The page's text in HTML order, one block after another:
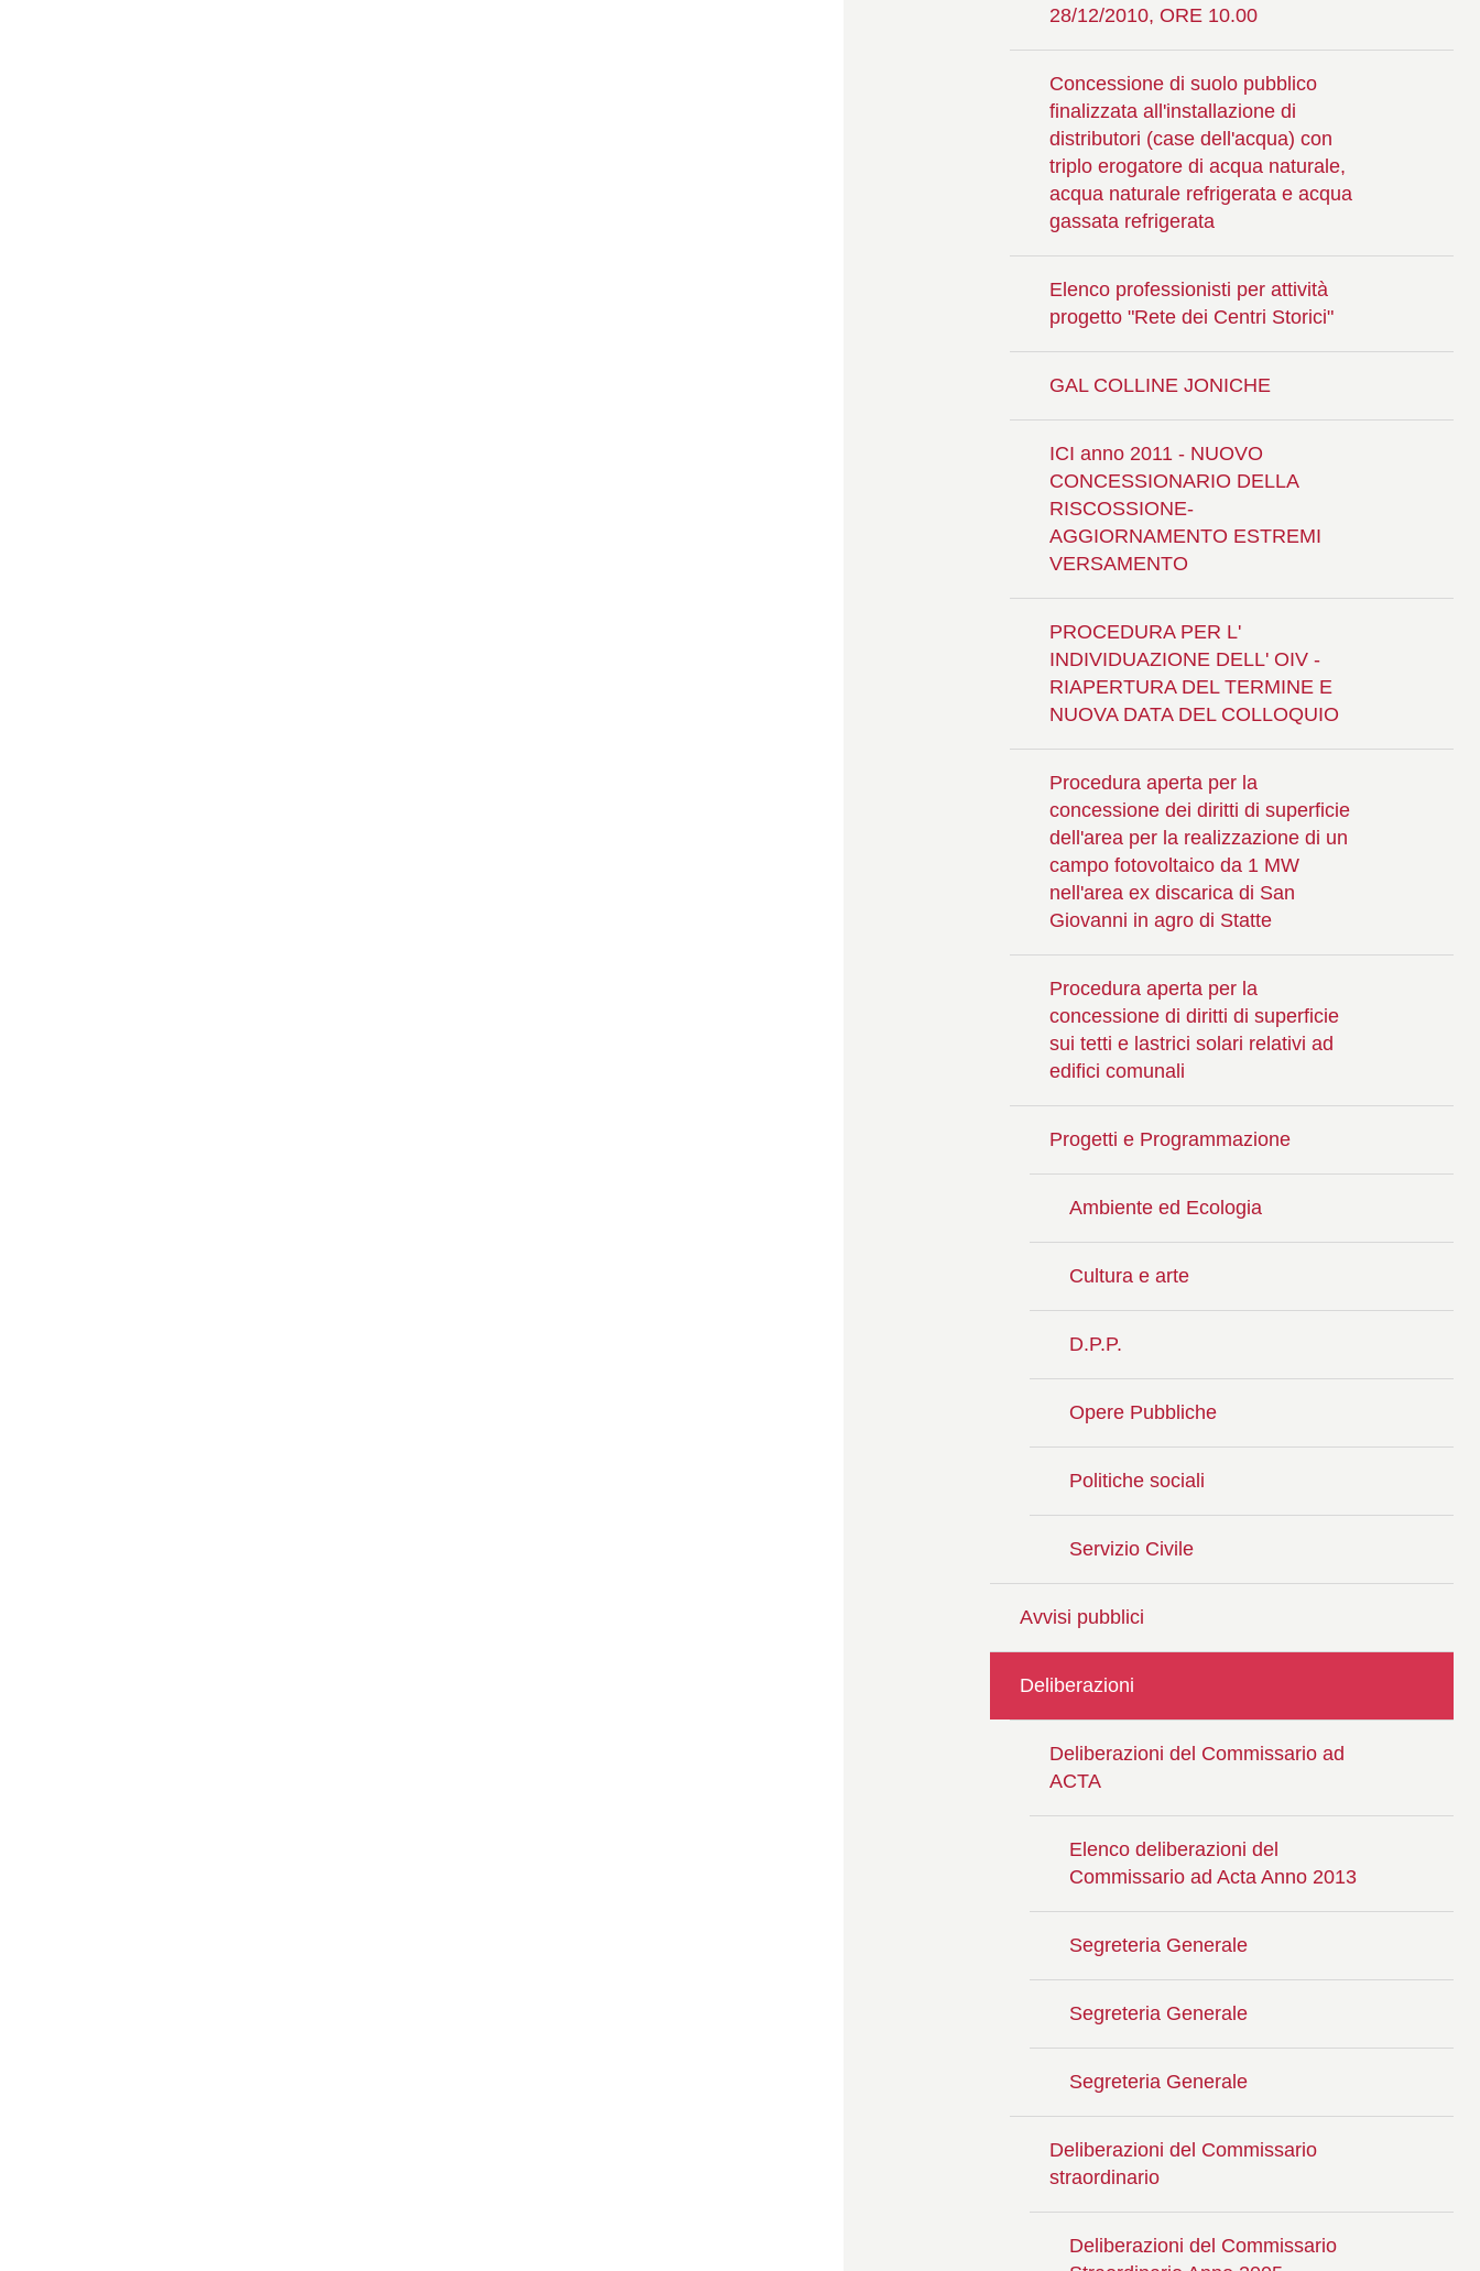
28/12/2010, ORE 10.00
Concessione di suolo pubblico
finalizzata all'installazione di
distributori (case dell'acqua) con
triplo erogatore di acqua naturale,
acqua naturale refrigerata e acqua
gassata refrigerata
Elenco professionisti per attività
progetto "Rete dei Centri Storici"
GAL COLLINE JONICHE
ICI anno 2011 - NUOVO
CONCESSIONARIO DELLA
RISCOSSIONE-
AGGIORNAMENTO ESTREMI
VERSAMENTO
PROCEDURA PER L'
INDIVIDUAZIONE DELL' OIV -
RIAPERTURA DEL TERMINE E
NUOVA DATA DEL COLLOQUIO
Procedura aperta per la
concessione dei diritti di superficie
dell'area per la realizzazione di un
campo fotovoltaico da 1 MW
nell'area ex discarica di San
Giovanni in agro di Statte
Procedura aperta per la
concessione di diritti di superficie
sui tetti e lastrici solari relativi ad
edifici comunali
Progetti e Programmazione
Ambiente ed Ecologia
Cultura e arte
D.P.P.
Opere Pubbliche
Politiche sociali
Servizio Civile
Avvisi pubblici
Deliberazioni
Deliberazioni del Commissario ad
ACTA
Elenco deliberazioni del
Commissario ad Acta Anno 2013
Segreteria Generale
Segreteria Generale
Segreteria Generale
Deliberazioni del Commissario
straordinario
Deliberazioni del Commissario